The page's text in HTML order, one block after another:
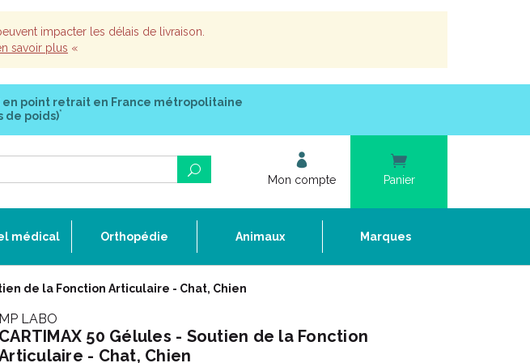
impacter les délais de livraison.
savoir plus «
en point retrait en France métropolitaine
de poids)*
Mon compte Panier
médical Orthopédie Animaux Marques
de la Fonction Articulaire - Chat, Chien
MP LABO
CARTIMAX 50 Gélules - Soutien de la Fonction
- Chat, Chien